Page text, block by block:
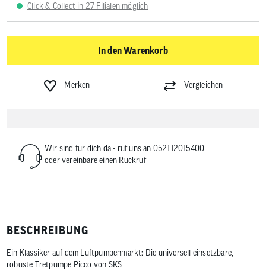
Click & Collect in 27 Filialen möglich
In den Warenkorb
Merken Vergleichen
Wir sind für dich da - ruf uns an 052112015400
odervereinbare einen Rückruf
BESCHREIBUNG
Ein Klassiker auf dem Luftpumpenmarkt: Die universell einsetzbare,
robuste Tretpumpe Picco von SKS.